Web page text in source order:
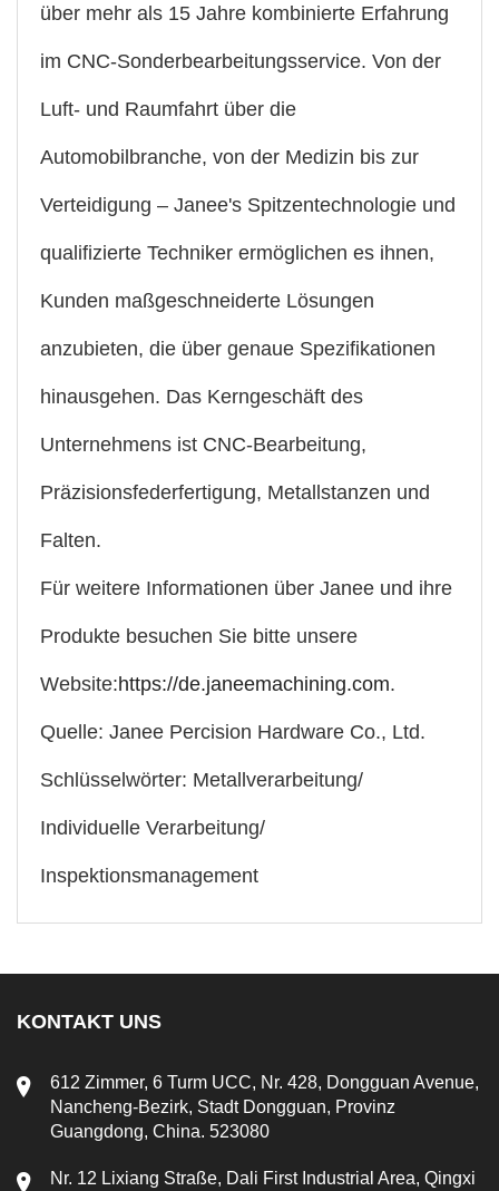
über mehr als 15 Jahre kombinierte Erfahrung
im CNC-Sonderbearbeitungsservice. Von der
Luft- und Raumfahrt über die
Automobilbranche, von der Medizin bis zur
Verteidigung – Janee's Spitzentechnologie und
qualifizierte Techniker ermöglichen es ihnen,
Kunden maßgeschneiderte Lösungen
anzubieten, die über genaue Spezifikationen
hinausgehen. Das Kerngeschäft des
Unternehmens ist CNC-Bearbeitung,
Präzisionsfederfertigung, Metallstanzen und
Falten.
Für weitere Informationen über Janee und ihre
Produkte besuchen Sie bitte unsere
Website:https://de.janeemachining.com.
Quelle: Janee Percision Hardware Co., Ltd.
Schlüsselwörter: Metallverarbeitung/
Individuelle Verarbeitung/
Inspektionsmanagement
KONTAKT UNS
612 Zimmer, 6 Turm UCC, Nr. 428, Dongguan Avenue,
Nancheng-Bezirk, Stadt Dongguan, Provinz
Guangdong, China. 523080
Nr. 12 Lixiang Straße, Dali First Industrial Area, Qingxi